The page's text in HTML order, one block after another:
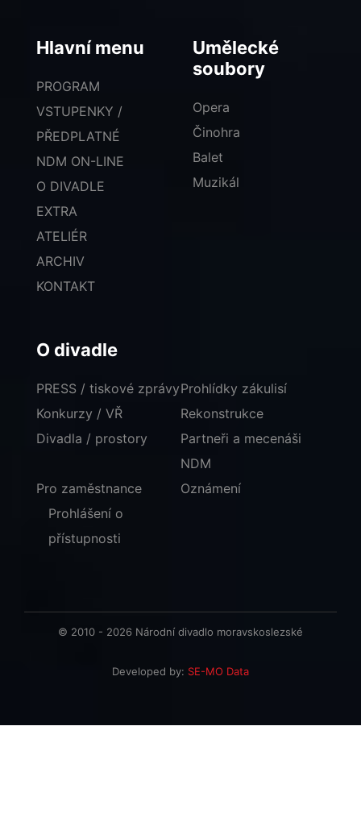
Hlavní menu
PROGRAM
VSTUPENKY /
PŘEDPLATNÉ
NDM ON-LINE
O DIVADLE
EXTRA
ATELIÉR
ARCHIV
KONTAKT
Umělecké
soubory
Opera
Činohra
Balet
Muzikál
O divadle
PRESS / tiskové zprávy
Konkurzy / VŘ
Divadla / prostory
Prohlídky zákulisí
Rekonstrukce
Partneři a mecenáši
NDM
Pro zaměstnance
Oznámení
Prohlášení o
přístupnosti
© 2010 - 2026 Národní divadlo moravskoslezské
Developed by: SE-MO Data